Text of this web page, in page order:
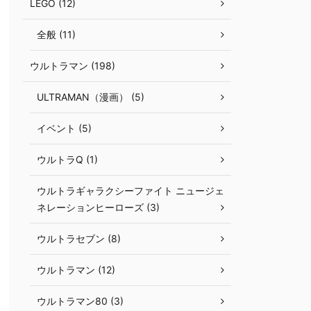
LEGO (12)
全般 (11)
ウルトラマン (198)
ULTRAMAN（漫画） (5)
イベント (5)
ウルトラQ (1)
ウルトラギャラクシーファイト ニュージェ
ネレーションヒーローズ (3)
ウルトラセブン (8)
ウルトラマン (12)
ウルトラマン80 (3)